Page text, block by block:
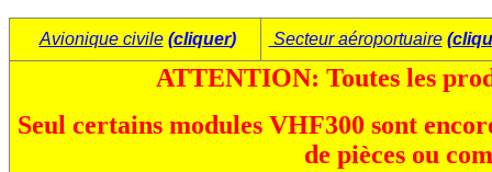
Avionique civile (cliquer) Secteur aéroportuaire (
ATTENTION: Toutes les
Seul certains modules VHF300 sont
de pièces ou